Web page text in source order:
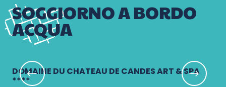
SOGGIORNO A BORDO
ACQUA
DOMAINE DU CHATEAU DE CANDES ART & SPA
****